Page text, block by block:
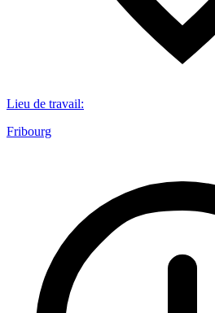
Lieu de travail:
Fribourg